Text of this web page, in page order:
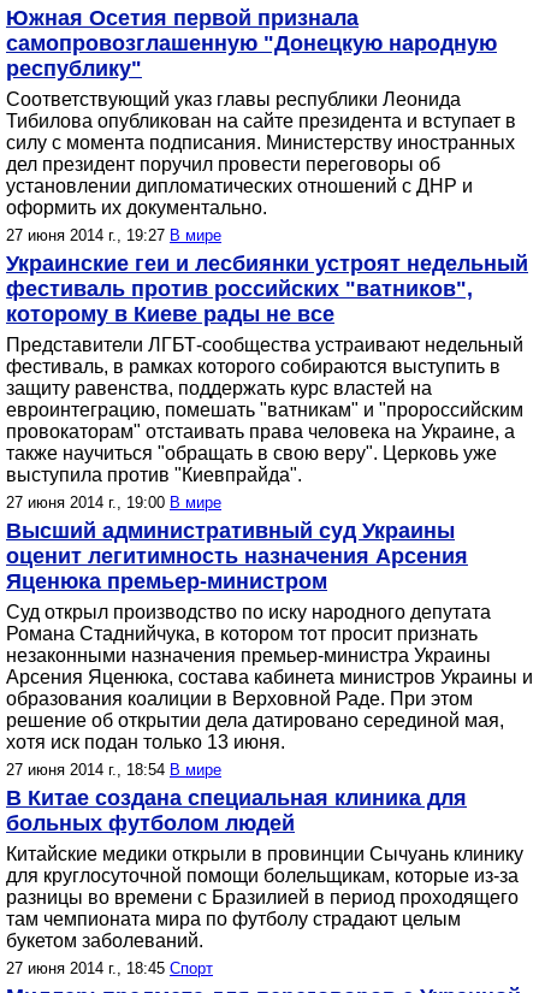
Южная Осетия первой признала
самопровозглашенную "Донецкую народную
республику"
Соответствующий указ главы республики Леонида
Тибилова опубликован на сайте президента и вступает в
силу с момента подписания. Министерству иностранных
дел президент поручил провести переговоры об
установлении дипломатических отношений с ДНР и
оформить их документально.
27 июня 2014 г., 19:27 В мире
Украинские геи и лесбиянки устроят недельный
фестиваль против российских "ватников",
которому в Киеве рады не все
Представители ЛГБТ-сообщества устраивают недельный
фестиваль, в рамках которого собираются выступить в
защиту равенства, поддержать курс властей на
евроинтеграцию, помешать "ватникам" и "пророссийским
провокаторам" отстаивать права человека на Украине, а
также научиться "обращать в свою веру". Церковь уже
выступила против "Киевпрайда".
27 июня 2014 г., 19:00 В мире
Высший административный суд Украины
оценит легитимность назначения Арсения
Яценюка премьер-министром
Суд открыл производство по иску народного депутата
Романа Стаднийчука, в котором тот просит признать
незаконными назначения премьер-министра Украины
Арсения Яценюка, состава кабинета министров Украины и
образования коалиции в Верховной Раде. При этом
решение об открытии дела датировано серединой мая,
хотя иск подан только 13 июня.
27 июня 2014 г., 18:54 В мире
В Китае создана специальная клиника для
больных футболом людей
Китайские медики открыли в провинции Сычуань клинику
для круглосуточной помощи болельщикам, которые из-за
разницы во времени с Бразилией в период проходящего
там чемпионата мира по футболу страдают целым
букетом заболеваний.
27 июня 2014 г., 18:45 Спорт